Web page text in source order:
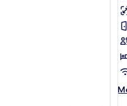
-
2